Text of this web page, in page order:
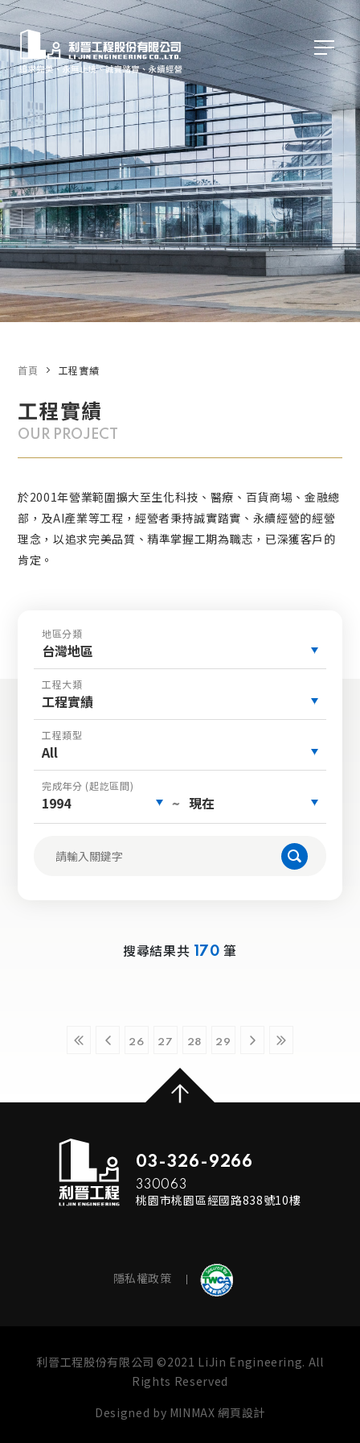
工程實績
OUR PROJECT
於2001年營業範圍擴大至生化科技、醫療、百貨商場、金融總
部，及AI產業等工程，經營者秉持誠實踏實、永續經營的經營
理念，以追求完美品質、精準掌握工期為職志，已深獲客戶的
肯定。
首頁 工程實績
地區分類
台灣地區
工程大類
工程實績
工程類型
All
完成年分 (起訖區間)
1994 ~ 現在
搜尋結果共 170 筆
26 27 28 29
03-326-9266
330063
桃園市桃園區經國路838號10樓
隱私權政策
利晉工程股份有限公司 ©2021 LiJin Engineering. All
Rights Reserved
Designed by MINMAX 網頁設計